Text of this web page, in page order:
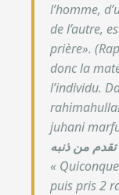
l’homme,
de l’autre,
prière».
donc la
l’individu.
juhani
من ذنبه
«
puis pris 2